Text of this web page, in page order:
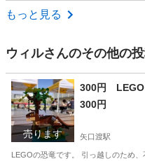
東京 杉並区
もっと見る
ウィルさんのその他の投
売ります
300円
300円
矢口渡駅
LEGOの恐竜です。 引っ越しのため